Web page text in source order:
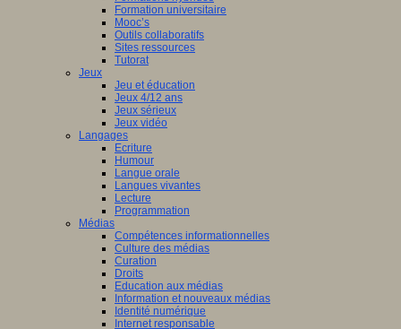
Formation universitaire
Mooc’s
Outils collaboratifs
Sites ressources
Tutorat
Jeux
Jeu et éducation
Jeux 4/12 ans
Jeux sérieux
Jeux vidéo
Langages
Ecriture
Humour
Langue orale
Langues vivantes
Lecture
Programmation
Médias
Compétences informationnelles
Culture des médias
Curation
Droits
Education aux médias
Information et nouveaux médias
Identité numérique
Internet responsable